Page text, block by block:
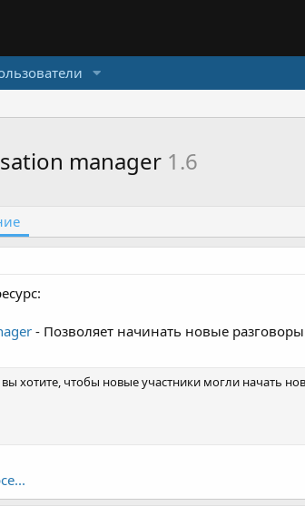
manager 1.6
- Позволяет начинать новые
хотите, чтобы новые участники могли начать